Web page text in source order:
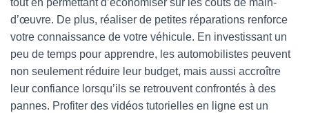
tout en permettant d’économiser sur les coûts de main-
d’œuvre. De plus, réaliser de petites réparations renforce
votre connaissance de votre véhicule. En investissant un
peu de temps pour apprendre, les automobilistes peuvent
non seulement réduire leur budget, mais aussi accroître
leur confiance lorsqu’ils se retrouvent confrontés à des
pannes. Profiter des vidéos tutorielles en ligne est un